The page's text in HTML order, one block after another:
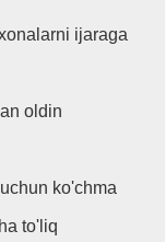
ijaraga
oldin
ko'chma
to'liq